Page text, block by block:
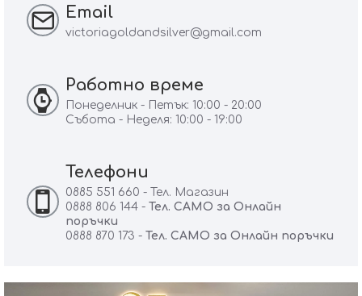
Email
victoriagoldandsilver@gmail.com
Работно време
Понеделник - Петък: 10:00 - 20:00
Събота - Неделя: 10:00 - 19:00
Телефони
0885 551 660 - Тел. Магазин
0888 806 144 - Тел. САМО за Онлайн
поръчки
0888 870 173 - Тел. САМО за Онлайн поръчки